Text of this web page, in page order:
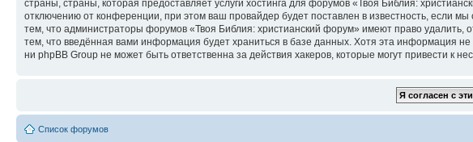
страны, страны, которая предоставляет услуги хостинга для форумов «Твоя Библия:
отключению от конференции, при этом ваш провайдер будет поставлен в известность, если
тем, что администраторы форумов «Твоя Библия: христианский форум» имеют право удалить,
тем, что введённая вами информация будет храниться в базе данных. Хотя эта информация
ни phpBB Group не может быть ответственна за действия хакеров, которые могут привести к
Список форумов